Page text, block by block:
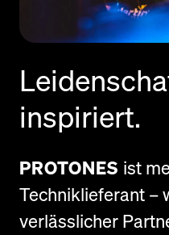
inspiriert.
PROTONES ist
Techniklieferant –
verlässlicher